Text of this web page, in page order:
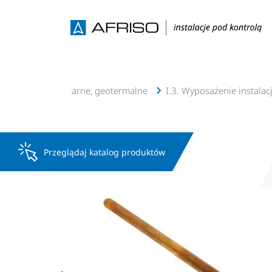
c.o., c.w.u, solarne, geotermalne I.3. Wyposażenie
Przeglądaj katalog produktów